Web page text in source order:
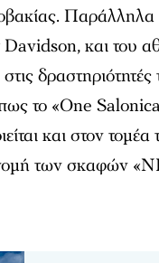
και του
δραστηριότητές
το «One
και στον
των σκαφών